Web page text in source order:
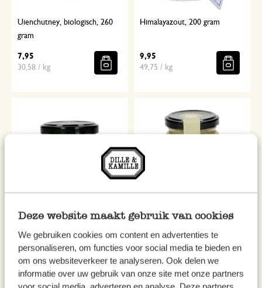
Deze website maakt gebruik van cookies
We gebruiken cookies om content en advertenties te
personaliseren, om functies voor social media te bieden en
om ons websiteverkeer te analyseren. Ook delen we
informatie over uw gebruik van onze site met onze partners
Uienchutney, biologisch, 260
gram
7,95
30,58 / kg
Himalayazout, 200 gram
9,95
49,75 / kg
truffel, 80 gram
8,95
111,88 / kg
130 gram
6,50
50,00 / kg